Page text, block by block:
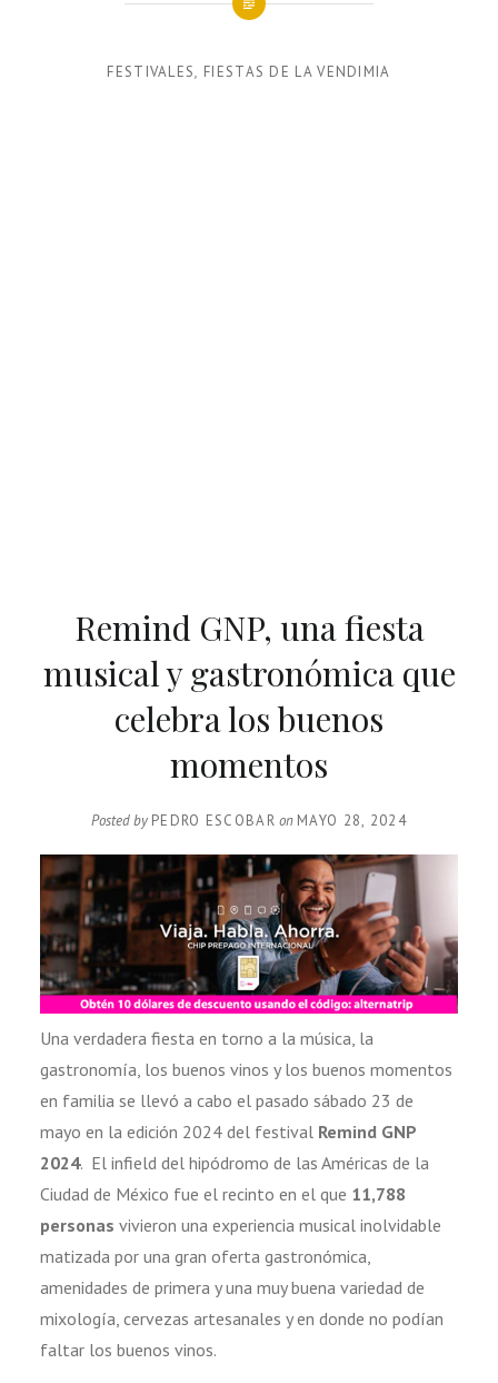
FESTIVALES, FIESTAS DE LA VENDIMIA
Remind GNP, una fiesta
musical y gastronómica que
celebra los buenos
momentos
Posted by PEDRO ESCOBAR on MAYO 28, 2024
Una verdadera fiesta en torno a la música, la
gastronomía, los buenos vinos y los buenos momentos
en familia se llevó a cabo el pasado sábado 23 de
mayo en la edición 2024 del festival Remind GNP
2024. El infield del hipódromo de las Américas de la
Ciudad de México fue el recinto en el que 11,788
personas vivieron una experiencia musical inolvidable
matizada por una gran oferta gastronómica,
amenidades de primera y una muy buena variedad de
mixología, cervezas artesanales y en donde no podían
faltar los buenos vinos.